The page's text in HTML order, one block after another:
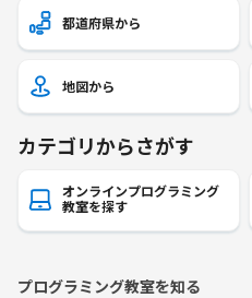
都道府県から
地図から
カテゴリからさがす
オンラインプログラミング
教室を探す
プログラミング教室を知る